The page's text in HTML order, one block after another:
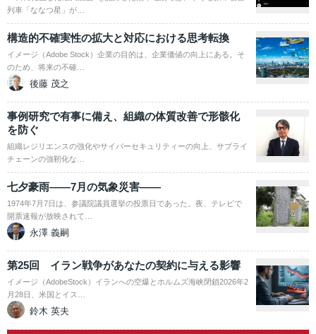
列車「ななつ星」が…
構造的不確実性の拡大と対応における思考転換
イメージ（Adobe Stock）企業の目的は、企業価値の向上にある。そ
のため、将来の不確…
後藤 茂之
事例研究で有事に備え、組織の体質改善で形骸化
を防ぐ
組織レジリエンスの強化やサイバーセキュリティーの向上、サプライ
チェーンの強靭化な…
七夕豪雨――7月の気象災害――
1974年7月7日は、参議院議員選挙の投票日であった。夜、テレビで
開票速報が放映されて…
永澤 義嗣
第25回 イラン戦争があなたの契約に与える影響
イメージ（AdobeStock）イランへの空爆とホルムズ海峡閉鎖2026年2
月28日、米国とイス…
鈴木 英夫